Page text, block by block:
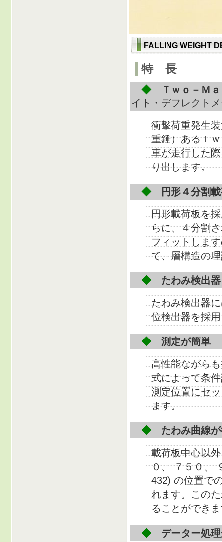
FALLING WEIGHT
特 長
◆Ｔｗｏ－Ｍａ
イト・デフレクト
衝撃荷重発生
重錘）あるＴ
車が走行した
り出します。
◆円形４分割載
円形載荷板を
らに、４分割
フィットしま
て、層構造の
◆たわみ検出器
たわみ検出器
位検出器を採
◆測定が簡単
高性能ながら
式によって条
測定位置にセ
ます。
◆たわみ曲線が
載荷板中心以
０、 ７５０、
432) の位置で
れます。この
ることができ
◆データー処理